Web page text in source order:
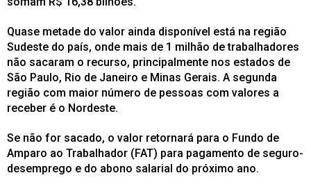
Quase metade do valor ainda disponível está na região
Sudeste do país, onde mais de 1 milhão de trabalhadores
não sacaram o recurso, principalmente nos estados de
São Paulo, Rio de Janeiro e Minas Gerais. A segunda
região com maior número de pessoas com valores a
receber é o Nordeste.
Se não for sacado, o valor retornará para o Fundo de
Amparo ao Trabalhador (FAT) para pagamento de seguro-
desemprego e do abono salarial do próximo ano.